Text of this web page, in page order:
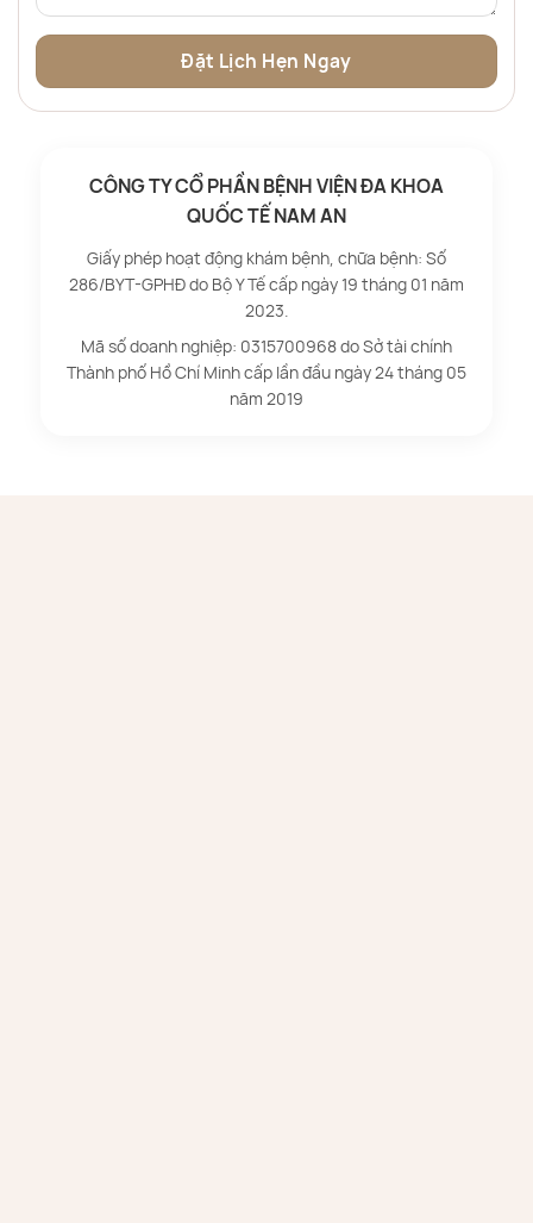
CÔNG TY CỔ PHẦN BỆNH VIỆN ĐA KHOA
QUỐC TẾ NAM AN
Giấy phép hoạt động khám bệnh, chữa bệnh: Số
286/BYT-GPHĐ do Bộ Y Tế cấp ngày 19 tháng 01 năm
2023.
Mã số doanh nghiệp: 0315700968 do Sở tài chính
Thành phố Hồ Chí Minh cấp lần đầu ngày 24 tháng 05
năm 2019